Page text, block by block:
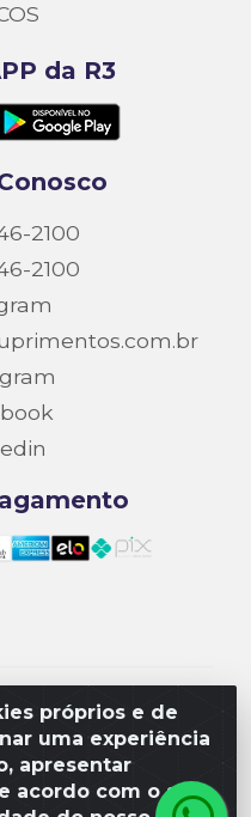
próprios e de
uma experiência
apresentar
acordo com o seu
da R3
2100
2100
14, Polo Empresarial
Lote 04, Aparecida de
182. - CNPJ
16